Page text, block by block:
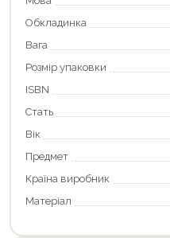
Обкладинка
Вага
Розмір упаковки
ISBN
Стать
Вік
Предмет
Країна виробник
Матеріал